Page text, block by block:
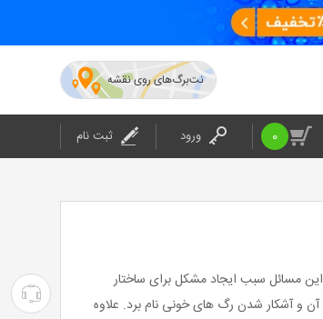
نت‌برگ‌های روی نقشه
0 ورود ثبت نام
مسائل سبب ایجاد مشکل برای ساختار
و آشکار شدن رگ های خونی نام برد. علاوه
۰۲۱-۴۲۰۲۴